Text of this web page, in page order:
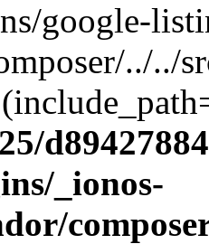
google-
../../
_ionos-